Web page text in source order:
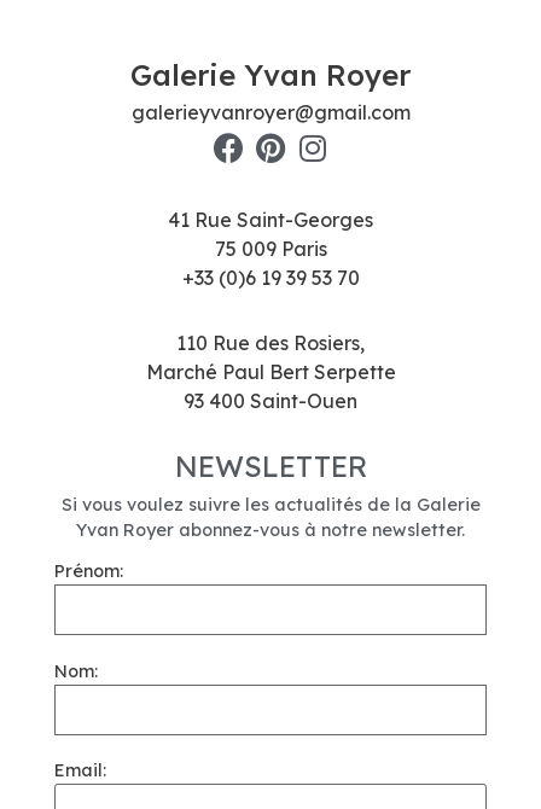
Galerie Yvan Royer
galerieyvanroyer@gmail.com
41 Rue Saint-Georges
75 009 Paris
+33 (0)6 19 39 53 70
110 Rue des Rosiers,
Marché Paul Bert Serpette
93 400 Saint-Ouen
NEWSLETTER
Si vous voulez suivre les actualités de la Galerie
Yvan Royer abonnez-vous à notre newsletter.
Prénom:
Nom:
Email: